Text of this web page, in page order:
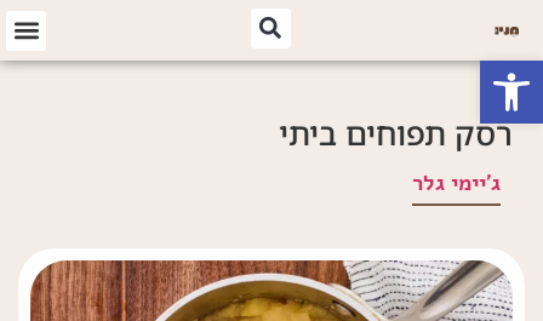
פתח סרגל נגישות
רסק תפוחים ביתי
ג'יימי גלר